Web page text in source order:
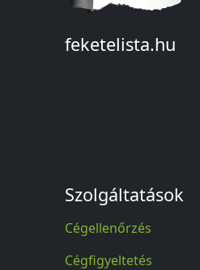
feketelista.hu
Szolgáltatások
Cégellenőrzés
Cégfigyeltetés